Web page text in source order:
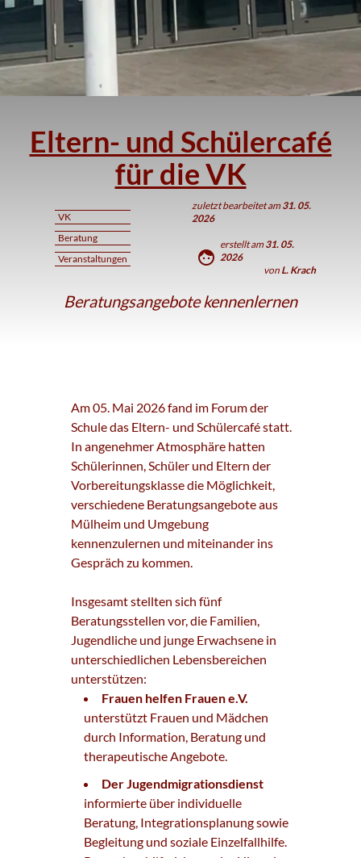
Eltern- und Schülercafé
für die VK
VK
Beratung
Veranstaltungen
zuletzt bearbeitet am31. 05.
2026
face
erstellt am31. 05.
2026
von L. Krach
Beratungsangebote kennenlernen
Am 05. Mai 2026 fand im Forum der
Schule das Eltern- und Schülercafé statt.
In angenehmer Atmosphäre hatten
Schülerinnen, Schüler und Eltern der
Vorbereitungsklasse die Möglichkeit,
verschiedene Beratungsangebote aus
Mülheim und Umgebung
kennenzulernen und miteinander ins
Gespräch zu kommen.
Insgesamt stellten sich fünf
Beratungsstellen vor, die Familien,
Jugendliche und junge Erwachsene in
unterschiedlichen Lebensbereichen
unterstützen:
Frauen helfen Frauen e.V.
unterstützt Frauen und Mädchen
durch Information, Beratung und
therapeutische Angebote.
Der Jugendmigrationsdienst
informierte über individuelle
Beratung, Integrationsplanung sowie
Begleitung und soziale Einzelfallhilfe.